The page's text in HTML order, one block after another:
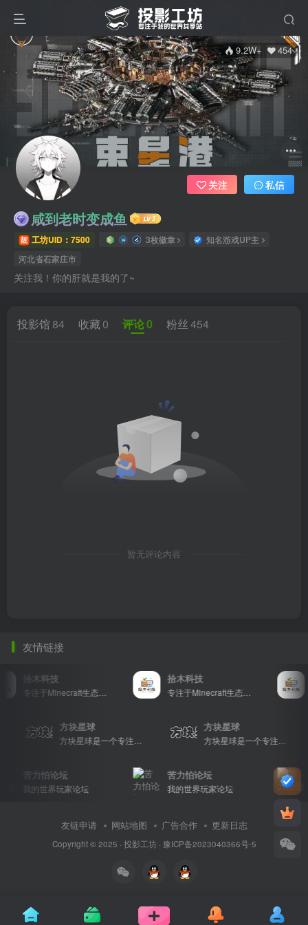
9.2W+ 454
咸到老时变成鱼
工坊UID：7500 3枚徽章
知名游戏UP主
河北省石家庄市
关注我！你的肝就是我的了~
关注 私信
投影馆 84 收藏 0 评论0 粉丝454
暂无评论内容
友情链接
拾木科技
专注于Minecraft生态建设
拾木科技
专注于Minecraft生态建设
方块星球 方块星球
苦力怕论坛
我的世界玩家论坛
苦力怕论坛
我的世界玩家论坛
友链申请 网站地图 广告合作 更新日志
Copyright © 2025 · 投影工坊· 豫ICP备2023040366号-5